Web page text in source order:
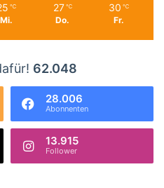
℃
Mi.
27 ℃
Do.
30 ℃
Fr.
62.048
28.006
Abonnenten
13.915
Follower